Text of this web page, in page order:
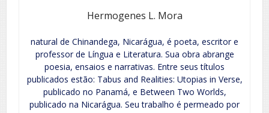
Hermogenes L. Mora
natural de Chinandega, Nicarágua, é poeta, escritor e
professor de Língua e Literatura. Sua obra abrange
poesia, ensaios e narrativas. Entre seus títulos
publicados estão: Tabus and Realities: Utopias in Verse,
publicado no Panamá, e Between Two Worlds,
publicado na Nicarágua. Seu trabalho é permeado por